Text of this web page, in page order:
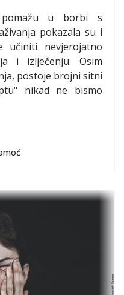
u borbi s
pokazala su i
učiniti nevjerojatno
i izlječenju. Osim
postoje brojni sitni
nikad ne bismo